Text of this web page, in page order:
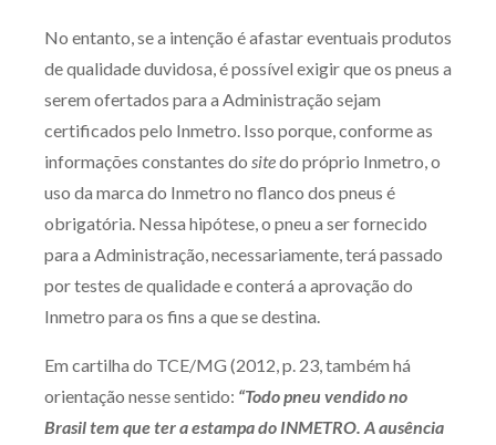
No entanto, se a intenção é afastar eventuais produtos
de qualidade duvidosa, é possível exigir que os pneus a
serem ofertados para a Administração sejam
certificados pelo Inmetro. Isso porque, conforme as
informações constantes do sitedo próprio Inmetro, o
uso da marca do Inmetro no flanco dos pneus é
obrigatória. Nessa hipótese, o pneu a ser fornecido
para a Administração, necessariamente, terá passado
por testes de qualidade e conterá a aprovação do
Inmetro para os fins a que se destina.
Em cartilha do TCE/MG (2012, p. 23, também há
orientação nesse sentido: “Todo pneu vendido no
Brasil tem que ter a estampa do INMETRO. A ausência